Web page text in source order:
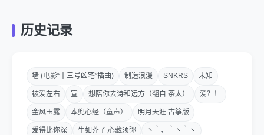
历史记录
墙 (电影“十三号凶宅”插曲) 制造浪漫 SNKRS 未知
被爱左右 宣 想陪你去诗和远方（翻自 茶太） 爱？！
金风玉露 本兜心经（童声） 明月天涯 古筝版
爱得比你深 生如芥子,心藏须弥 ヽ｀、｀ヽ｀ヽ